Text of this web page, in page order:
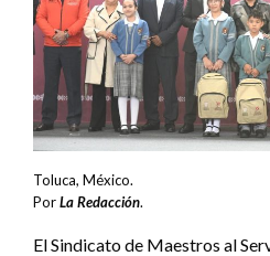
Toluca, México.
PorLa Redacción.
El Sindicato de Maestros al